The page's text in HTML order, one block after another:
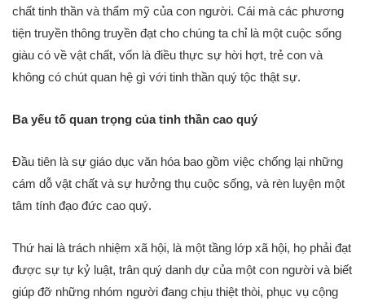
chất tinh thần và thẩm mỹ của con người. Cái mà các phương
tiện truyền thông truyền đạt cho chúng ta chỉ là một cuộc sống
giàu có về vật chất, vốn là điều thực sự hời hợt, trẻ con và
không có chút quan hệ gì với tinh thần quý tộc thật sự.
Ba yếu tố quan trọng của tinh thần cao quý
Đầu tiên là sự giáo dục văn hóa bao gồm việc chống lại những
cám dỗ vật chất và sự hưởng thụ cuộc sống, và rèn luyện một
tâm tính đạo đức cao quý.
Thứ hai là trách nhiệm xã hội, là một tầng lớp xã hội, họ phải đạt
được sự tự kỷ luật, trân quý danh dự của một con người và biết
giúp đỡ những nhóm người đang chịu thiệt thòi, phục vụ cộng